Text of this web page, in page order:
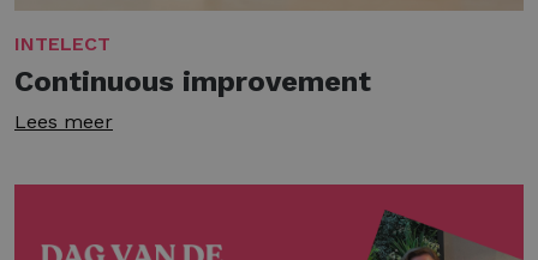
INTELECT
Continuous improvement
Lees meer